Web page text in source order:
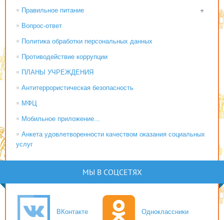
+
Правильное питание
Вопрос-ответ
Политика обработки персональных данных
Противодействие коррупции
ПЛАНЫ УЧРЕЖДЕНИЯ
Антитеррористическая безопасность
МФЦ
Мобильное приложение...
Анкета удовлетворенности качеством оказания социальных
услуг
МЫ В СОЦСЕТЯХ
ВКонтакте Одноклассники